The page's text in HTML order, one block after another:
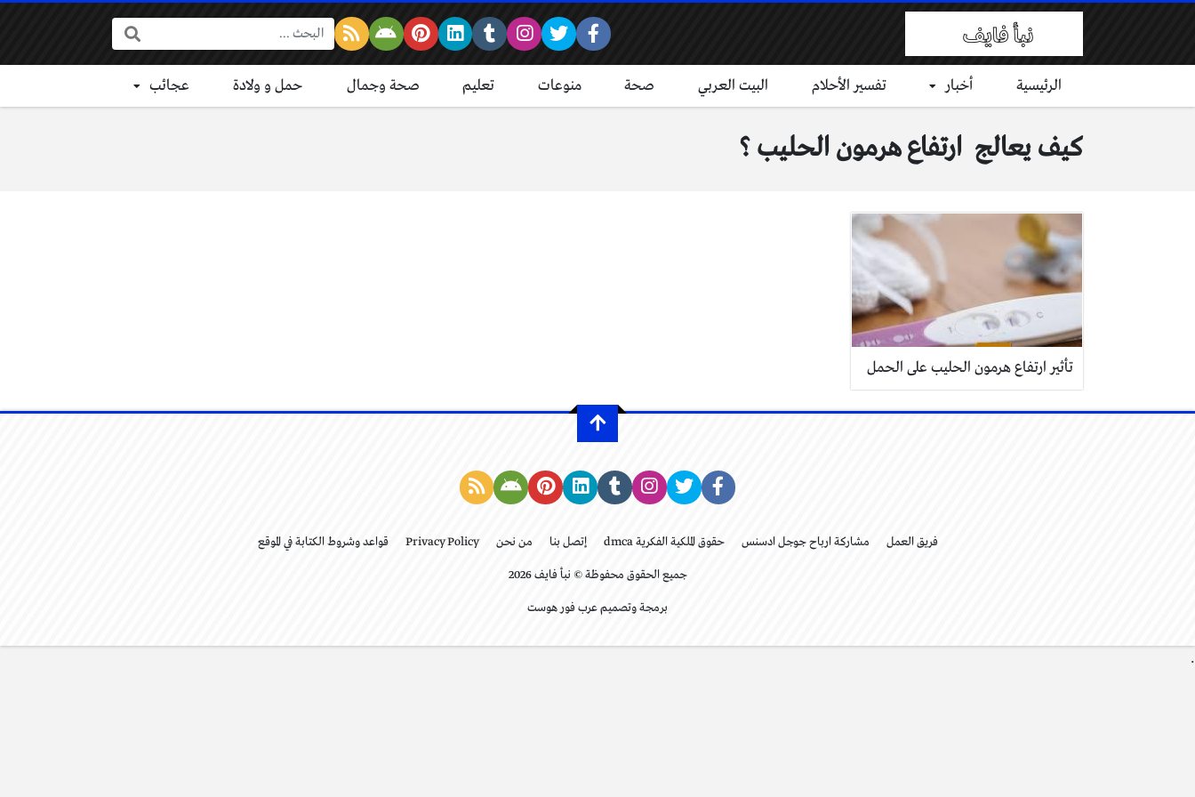
البحث:
الرئيسية أخبار تفسير الأحلام البيت العربي صحة منوعات تعليم صحة وجمال حمل و ولادة عجائب
كيف يعالج ارتفاع هرمون الحليب ؟
تأثير ارتفاع هرمون الحليب على الحمل
فريق العمل مشاركة ارباح جوجل ادسنس حقوق الملكية الفكرية dmca إتصل بنا من نحن Privacy Policy قواعد وشروط الكتابة في الموقع
جميع الحقوق محفوظة © نبأ فايف 2026
برمجة وتصميم عرب فور هوست
.